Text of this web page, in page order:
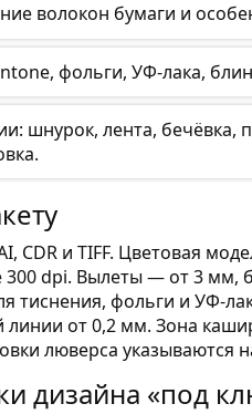
волокон бумаги и
фольги, УФ-лака,
шнурок, лента, бечёвка,
CDR и TIFF. Цветовая
dpi. Вылеты — от 3
тиснения, фольги и УФ-
от 0,2 мм. Зона
люверса указываются
дизайна «под